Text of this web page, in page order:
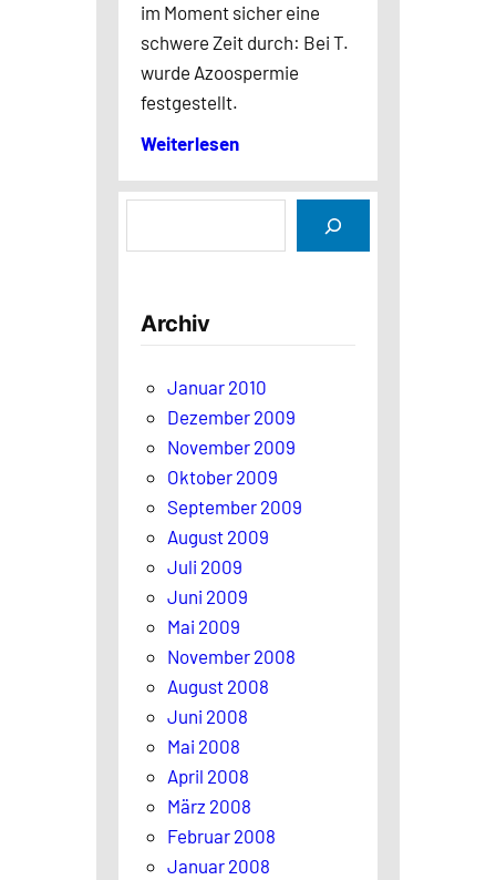
im Moment sicher eine
schwere Zeit durch: Bei T.
wurde Azoospermie
festgestellt.
Weiterlesen
Archiv
Januar 2010
Dezember 2009
November 2009
Oktober 2009
September 2009
August 2009
Juli 2009
Juni 2009
Mai 2009
November 2008
August 2008
Juni 2008
Mai 2008
April 2008
März 2008
Februar 2008
Januar 2008